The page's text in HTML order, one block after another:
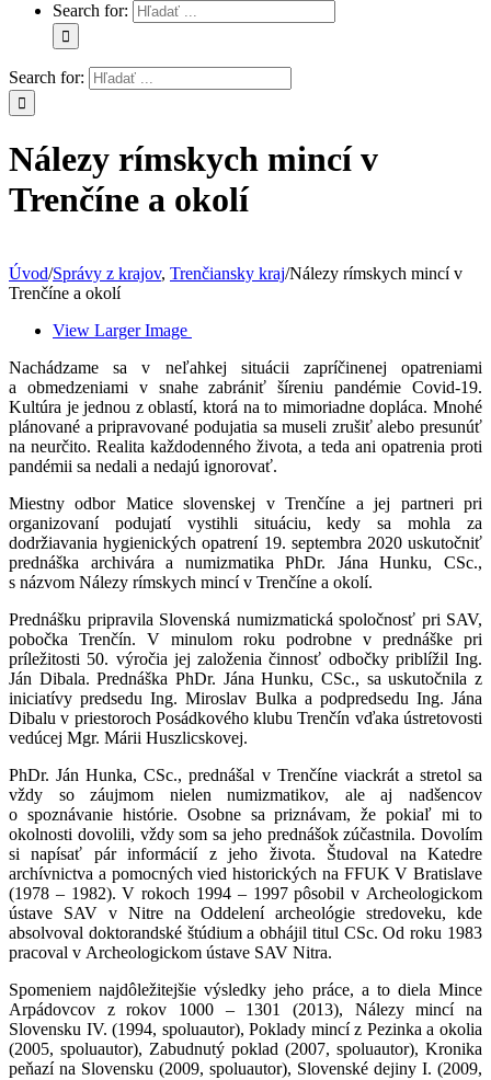
Search for:
Search for:
Nálezy rímskych mincí v
Trenčíne a okolí
Úvod/Správy z krajov, Trenčiansky kraj/Nálezy rímskych mincí v
Trenčíne a okolí
View Larger Image
Nachádzame sa v neľahkej situácii zapríčinenej opatreniami
a obmedzeniami v snahe zabrániť šíreniu pandémie Covid-19.
Kultúra je jednou z oblastí, ktorá na to mimoriadne dopláca. Mnohé
plánované a pripravované podujatia sa museli zrušiť alebo presunúť
na neurčito. Realita každodenného života, a teda ani opatrenia proti
pandémii sa nedali a nedajú ignorovať.
Miestny odbor Matice slovenskej v Trenčíne a jej partneri pri
organizovaní podujatí vystihli situáciu, kedy sa mohla za
dodržiavania hygienických opatrení 19. septembra 2020 uskutočniť
prednáška archivára a numizmatika PhDr. Jána Hunku, CSc.,
s názvom Nálezy rímskych mincí v Trenčíne a okolí.
Prednášku pripravila Slovenská numizmatická spoločnosť pri SAV,
pobočka Trenčín. V minulom roku podrobne v prednáške pri
príležitosti 50. výročia jej založenia činnosť odbočky priblížil Ing.
Ján Dibala. Prednáška PhDr. Jána Hunku, CSc., sa uskutočnila z
iniciatívy predsedu Ing. Miroslav Bulka a podpredsedu Ing. Jána
Dibalu v priestoroch Posádkového klubu Trenčín vďaka ústretovosti
vedúcej Mgr. Márii Huszlicskovej.
PhDr. Ján Hunka, CSc., prednášal v Trenčíne viackrát a stretol sa
vždy so záujmom nielen numizmatikov, ale aj nadšencov
o spoznávanie histórie. Osobne sa priznávam, že pokiaľ mi to
okolnosti dovolili, vždy som sa jeho prednášok zúčastnila. Dovolím
si napísať pár informácií z jeho života. Študoval na Katedre
archívnictva a pomocných vied historických na FFUK V Bratislave
(1978 – 1982). V rokoch 1994 – 1997 pôsobil v Archeologickom
ústave SAV v Nitre na Oddelení archeológie stredoveku, kde
absolvoval doktorandské štúdium a obhájil titul CSc. Od roku 1983
pracoval v Archeologickom ústave SAV Nitra.
Spomeniem najdôležitejšie výsledky jeho práce, a to diela Mince
Arpádovcov z rokov 1000 ‒ 1301 (2013), Nálezy mincí na
Slovensku IV. (1994, spoluautor), Poklady mincí z Pezinka a okolia
(2005, spoluautor), Zabudnutý poklad (2007, spoluautor), Kronika
peňazí na Slovensku (2009, spoluautor), Slovenské dejiny I. (2009,